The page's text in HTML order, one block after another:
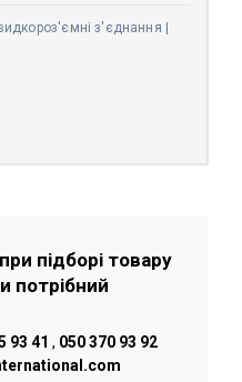
з'єднання |
підборі товару
потрібний
93 41 , 050 370 93 92